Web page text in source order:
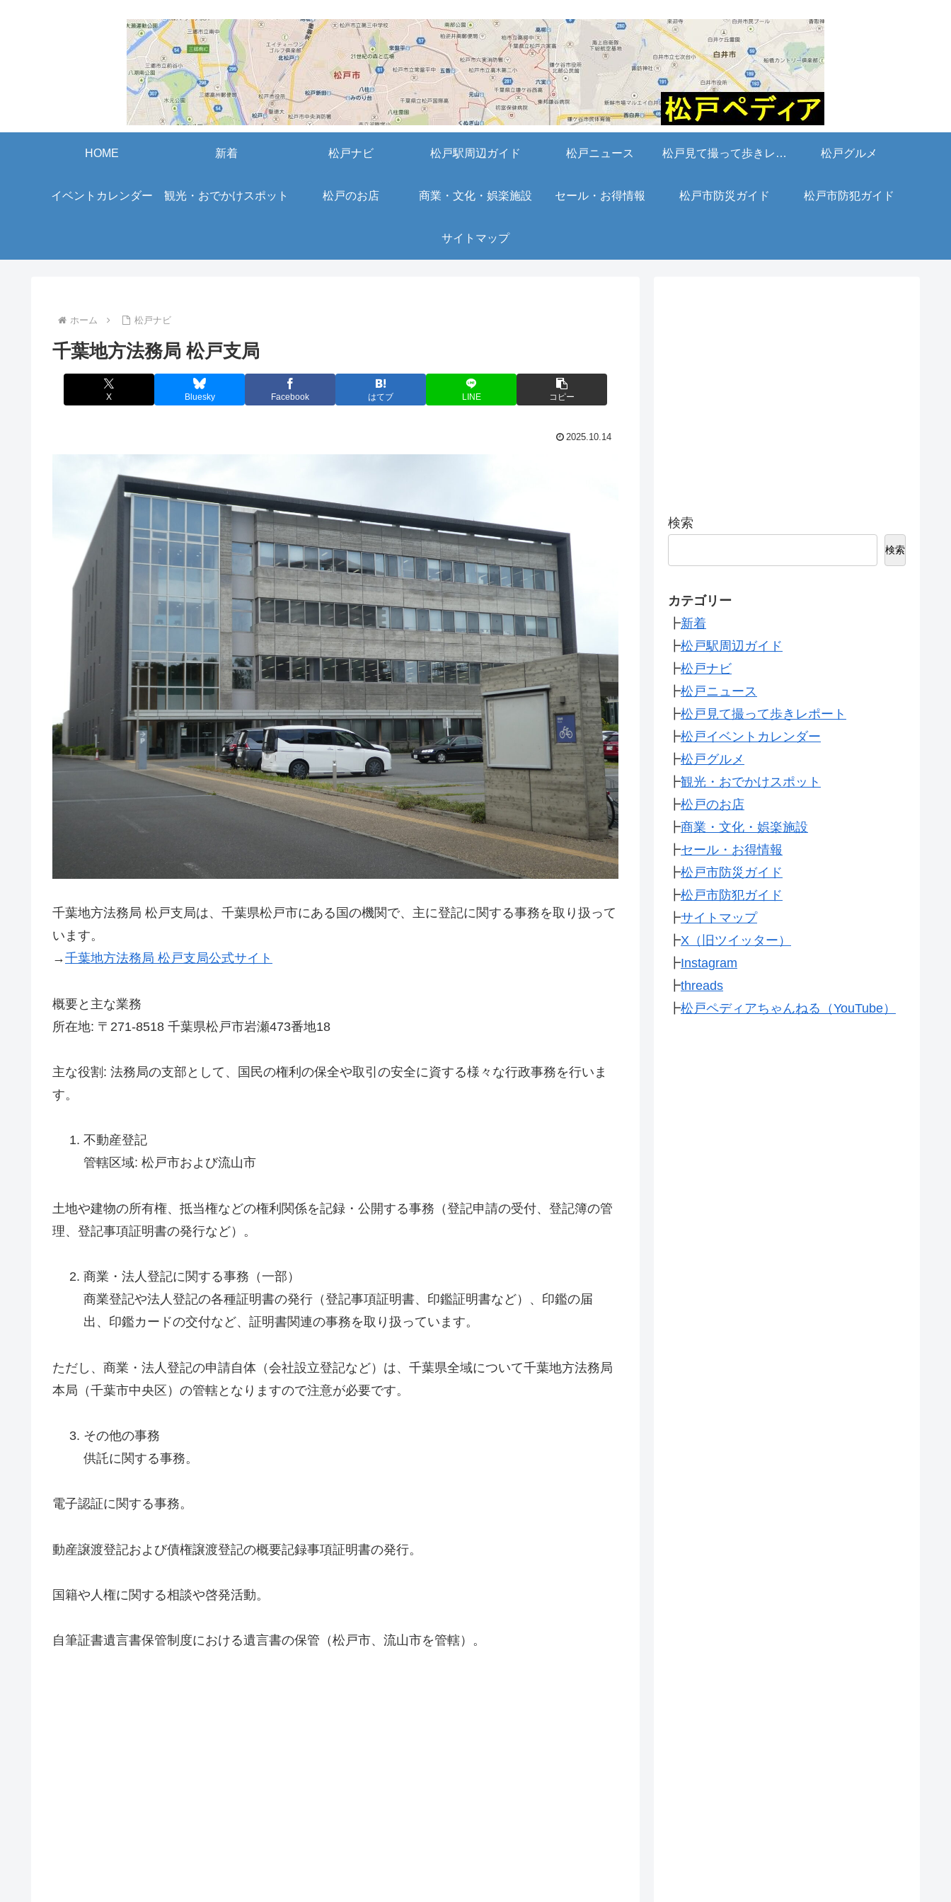
HOME 新着 松戸ナビ 松戸駅周辺ガイド 松戸ニュース 松戸見て撮って歩きレポート 松戸グルメ
イベントカレンダー 観光・おでかけスポット 松戸のお店 商業・文化・娯楽施設 セール・お得情報 松戸市防災ガイド 松戸市防犯ガイド
サイトマップ
ホーム 松戸ナビ
千葉地方法務局 松戸支局
X Bluesky Facebook はてブ LINE コピー
2025.10.14
千葉地方法務局 松戸支局は、千葉県松戸市にある国の機関で、主に登記に関する事務を取り扱って
います。
→千葉地方法務局 松戸支局公式サイト
概要と主な業務
所在地: 〒271-8518 千葉県松戸市岩瀬473番地18
主な役割: 法務局の支部として、国民の権利の保全や取引の安全に資する様々な行政事務を行いま
す。
不動産登記
管轄区域: 松戸市および流山市
土地や建物の所有権、抵当権などの権利関係を記録・公開する事務（登記申請の受付、登記簿の管
理、登記事項証明書の発行など）。
商業・法人登記に関する事務（一部）
商業登記や法人登記の各種証明書の発行（登記事項証明書、印鑑証明書など）、印鑑の届
出、印鑑カードの交付など、証明書関連の事務を取り扱っています。
ただし、商業・法人登記の申請自体（会社設立登記など）は、千葉県全域について千葉地方法務局
本局（千葉市中央区）の管轄となりますので注意が必要です。
その他の事務
供託に関する事務。
電子認証に関する事務。
動産譲渡登記および債権譲渡登記の概要記録事項証明書の発行。
国籍や人権に関する相談や啓発活動。
自筆証書遺言書保管制度における遺言書の保管（松戸市、流山市を管轄）。
検索
検索
カテゴリー
┣新着
┣松戸駅周辺ガイド
┣松戸ナビ
┣松戸ニュース
┣松戸見て撮って歩きレポート
┣松戸イベントカレンダー
┣松戸グルメ
┣観光・おでかけスポット
┣松戸のお店
┣商業・文化・娯楽施設
┣セール・お得情報
┣松戸市防災ガイド
┣松戸市防犯ガイド
┣サイトマップ
┣X（旧ツイッター）
┣Instagram
┣threads
┣松戸ペディアちゃんねる（YouTube）